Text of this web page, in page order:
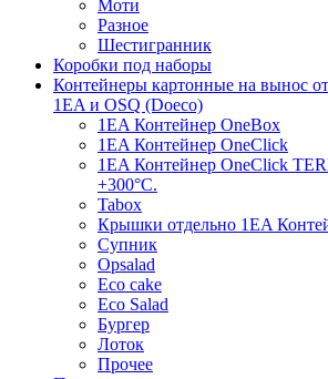
Моти
Разное
Шестигранник
Коробки под наборы
Контейнеры картонные на вынос
1EA и OSQ (Doeco)
1EA Контейнер OneBox
1EA Контейнер OneClick
1EA Контейнер OneClick
+300°C.
Tabox
Крышки отдельно 1EA
Супник
Opsalad
Eco cake
Eco Salad
Бургер
Лоток
Прочее